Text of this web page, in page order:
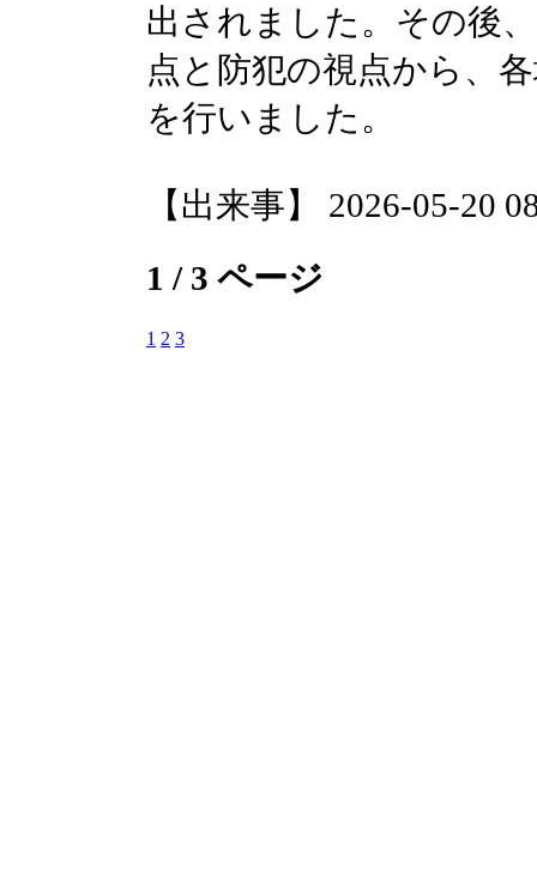
出されました。その後
点と防犯の視点から、
を行いました。
【出来事】 2026-05-20
1 / 3 ページ
1 2 3